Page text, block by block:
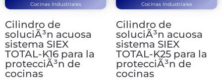
Cocinas Industriales
Cilindro de
soluciÃ³n acuosa
sistema SIEX
TOTAL-K16 para la
protecciÃ³n de
cocinas
Cocinas Industriales
Cilindro de
soluciÃ³n acuosa
sistema SIEX
TOTAL-K25 para la
protecciÃ³n de
cocinas